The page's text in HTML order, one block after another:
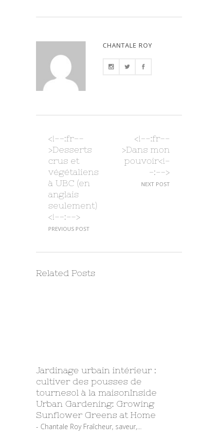
CHANTALE ROY
<!--:fr--
>Desserts
crus et
végétaliens
à UBC (en
anglais
seulement)
<!--:-->
PREVIOUS POST
<!--:fr--
>Dans mon
pouvoir<!-
-:-->
NEXT POST
Related Posts
Jardinage urbain intérieur :
cultiver des pousses de
tournesol à la maisonInside
Urban Gardening: Growing
Sunflower Greens at Home
- Chantale Roy Fraîcheur, saveur,...